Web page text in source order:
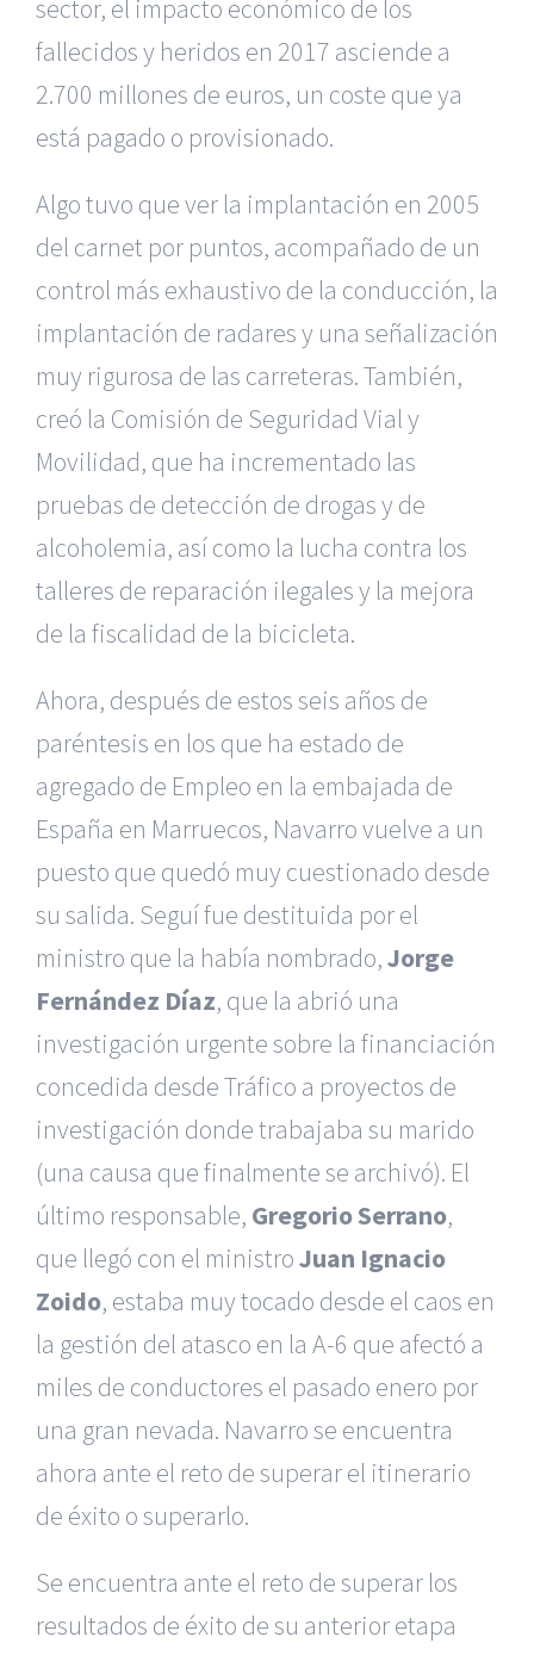
sector, el impacto económico de los
fallecidos y heridos en 2017 asciende a
2.700 millones de euros, un coste que ya
está pagado o provisionado.
Algo tuvo que ver la implantación en 2005
del carnet por puntos, acompañado de un
control más exhaustivo de la conducción, la
implantación de radares y una señalización
muy rigurosa de las carreteras. También,
creó la Comisión de Seguridad Vial y
Movilidad, que ha incrementado las
pruebas de detección de drogas y de
alcoholemia, así como la lucha contra los
talleres de reparación ilegales y la mejora
de la fiscalidad de la bicicleta.
Ahora, después de estos seis años de
paréntesis en los que ha estado de
agregado de Empleo en la embajada de
España en Marruecos, Navarro vuelve a un
puesto que quedó muy cuestionado desde
su salida. Seguí fue destituida por el
ministro que la había nombrado,Jorge
Fernández Díaz, que la abrió una
investigación urgente sobre la financiación
concedida desde Tráfico a proyectos de
investigación donde trabajaba su marido
(una causa que finalmente se archivó). El
último responsable, Gregorio Serrano,
que llegó con el ministroJuan Ignacio
Zoido, estaba muy tocado desde el caos en
la gestión del atasco en la A-6 que afectó a
miles de conductores el pasado enero por
una gran nevada. Navarro se encuentra
ahora ante el reto de superar el itinerario
de éxito o superarlo.
Se encuentra ante el reto de superar los
resultados de éxito de su anterior etapa